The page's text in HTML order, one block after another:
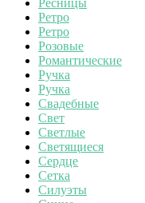
Ретро
Ретро
Розовые
Романтические
Ручка
Ручка
Свадебные
Свет
Светлые
Светящиеся
Сердце
Сетка
Силуэты